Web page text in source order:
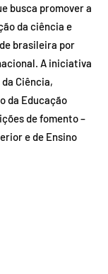
busca promover a
da ciência e
brasileira por
A iniciativa
Ciência,
da Educação
de fomento –
e de Ensino